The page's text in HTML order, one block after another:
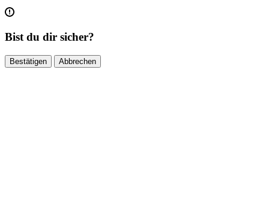
Bist du dir sicher?
Bestätigen Abbrechen